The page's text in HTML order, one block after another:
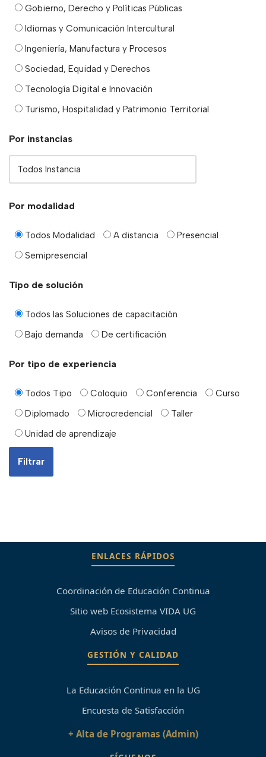
Gobierno, Derecho y Políticas Públicas
Idiomas y Comunicación Intercultural
Ingeniería, Manufactura y Procesos
Sociedad, Equidad y Derechos
Tecnología Digital e Innovación
Turismo, Hospitalidad y Patrimonio Territorial
Por instancias
Por modalidad
Todos Modalidad A distancia
Presencial
Semipresencial
Tipo de solución
Todos las Soluciones de capacitación
Bajo demanda
De certificación
Por tipo de experiencia
Todos Tipo Coloquio Conferencia
Curso
Diplomado
Microcredencial
Taller
Unidad de aprendizaje
ENLACES RÁPIDOS
Coordinación de Educación Continua
Sitio web Ecosistema VIDA UG
Avisos de Privacidad
GESTIÓN Y CALIDAD
La Educación Continua en la UG
Encuesta de Satisfacción
+ Alta de Programas (Admin)